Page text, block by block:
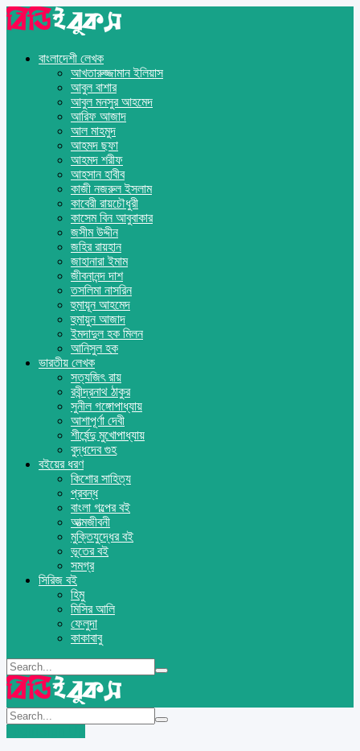
বাংলাদেশী লেখক
আখতারুজ্জামান ইলিয়াস
আবুল বাশার
আবুল মনসুর আহমেদ
আরিফ আজাদ
আল মাহমুদ
আহমদ ছফা
আহমদ শরীফ
আহসান হাবীব
কাজী নজরুল ইসলাম
কাবেরী রায়চৌধুরী
কাসেম বিন আবুবাকার
জসীম উদ্দীন
জহির রায়হান
জাহানারা ইমাম
জীবনানন্দ দাশ
তসলিমা নাসরিন
হুমায়ূন আহমেদ
হুমায়ুন আজাদ
ইমদাদুল হক মিলন
আনিসুল হক
ভারতীয় লেখক
সত্যজিৎ রায়
রবীন্দ্রনাথ ঠাকুর
সুনীল গঙ্গোপাধ্যায়
আশাপূর্ণা দেবী
শীর্ষেন্দু মুখোপাধ্যায়
বুদ্ধদেব গুহ
বইয়ের ধরণ
কিশোর সাহিত্য
প্রবন্ধ
বাংলা গল্পের বই
আত্মজীবনী
মুক্তিযুদ্ধের বই
ভূতের বই
সমগ্র
সিরিজ বই
হিমু
মিসির আলি
ফেলুদা
কাকাবাবু